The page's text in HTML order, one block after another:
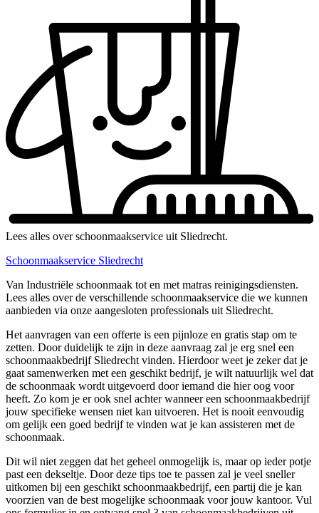
Lees alles over schoonmaakservice uit Sliedrecht.
Schoonmaakservice Sliedrecht
Van Industriële schoonmaak tot en met matras reinigingsdiensten.
Lees alles over de verschillende schoonmaakservice die we kunnen
aanbieden via onze aangesloten professionals uit Sliedrecht.
Het aanvragen van een offerte is een pijnloze en gratis stap om te
zetten. Door duidelijk te zijn in deze aanvraag zal je erg snel een
schoonmaakbedrijf Sliedrecht vinden. Hierdoor weet je zeker dat je
gaat samenwerken met een geschikt bedrijf, je wilt natuurlijk wel dat
de schoonmaak wordt uitgevoerd door iemand die hier oog voor
heeft. Zo kom je er ook snel achter wanneer een schoonmaakbedrijf
jouw specifieke wensen niet kan uitvoeren. Het is nooit eenvoudig
om gelijk een goed bedrijf te vinden wat je kan assisteren met de
schoonmaak.
Dit wil niet zeggen dat het geheel onmogelijk is, maar op ieder potje
past een dekseltje. Door deze tips toe te passen zal je veel sneller
uitkomen bij een geschikt schoonmaakbedrijf, een partij die je kan
voorzien van de best mogelijke schoonmaak voor jouw kantoor. Vul